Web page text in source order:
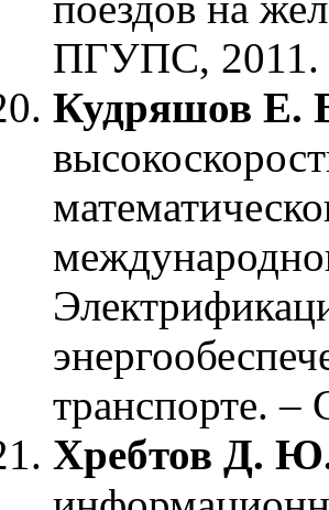
ПГУПС, 2011.
Кудряшов Е.
транспорте.
Хребтов Д.